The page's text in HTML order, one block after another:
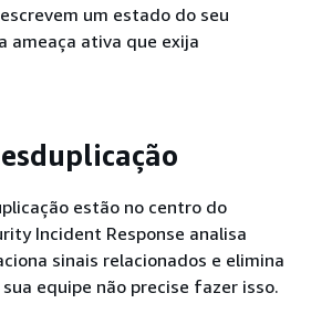
um estado do seu
ameaça ativa que exija
estão no centro do
Incident Response analisa
sinais relacionados e elimina
equipe não precise fazer isso.